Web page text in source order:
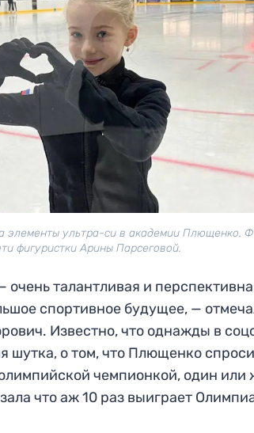
элементы ультра-си в академии Плющенко.
фигуристки Арины Парсеговой.
талантливая и
спортивное будущее, —
Известно, что однажды в
шутка, о том, что Плющенко
чемпионкой, один или
что аж 10 раз выиграет